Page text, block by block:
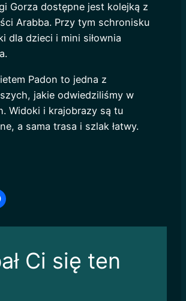
Gorza dostępne jest kolejką z
Arabba. Przy tym schronisku
dla dzieci i mini siłownia
Padon to jedna z
jakie odwiedziliśmy w
Widoki i krajobrazy są tu
a sama trasa i szlak łatwy.
Click
to
Facebook
new
window)Ci się ten